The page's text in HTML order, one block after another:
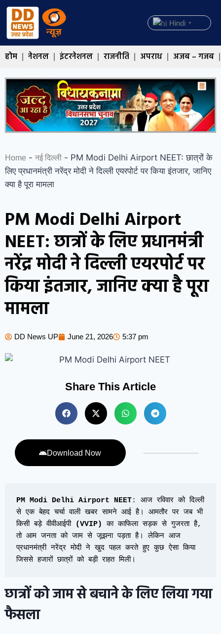
Hindi ▼
होम नेशनल इंटरनेशनल राजनीति अपराध अजब – गजब
Home - नई दिल्ली - PM Modi Delhi Airport NEET: छात्रों के
लिए प्रधानमंत्री नरेंद्र मोदी ने दिल्ली एयरपोर्ट पर किया इंतजार, जानिए
क्या है पूरा मामला
PM Modi Delhi Airport
NEET: छात्रों के लिए प्रधानमंत्री
नरेंद्र मोदी ने दिल्ली एयरपोर्ट पर
किया इंतजार, जानिए क्या है पूरा
मामला
DD News UP June 21, 2026 5:37 pm
Share This Article
Download Now
PM Modi Delhi Airport NEET: आज रविवार को दिल्ली
से एक बेहद चर्चा वाली खबर सामने आई है। आमतौर पर जब भी
किसी बड़े वीवीआईपी (VVIP) का काफिला सड़क से गुजरता है,
तो आम जनता को जाम से जूझना पड़ता है। लेकिन आज
प्रधानमंत्री नरेंद्र मोदी ने खुद पहल करते हुए कुछ ऐसा किया
जिससे हजारों छात्रों को बड़ी राहत मिली।
छात्रों को जाम से बचाने के लिए लिया गया
फैसला